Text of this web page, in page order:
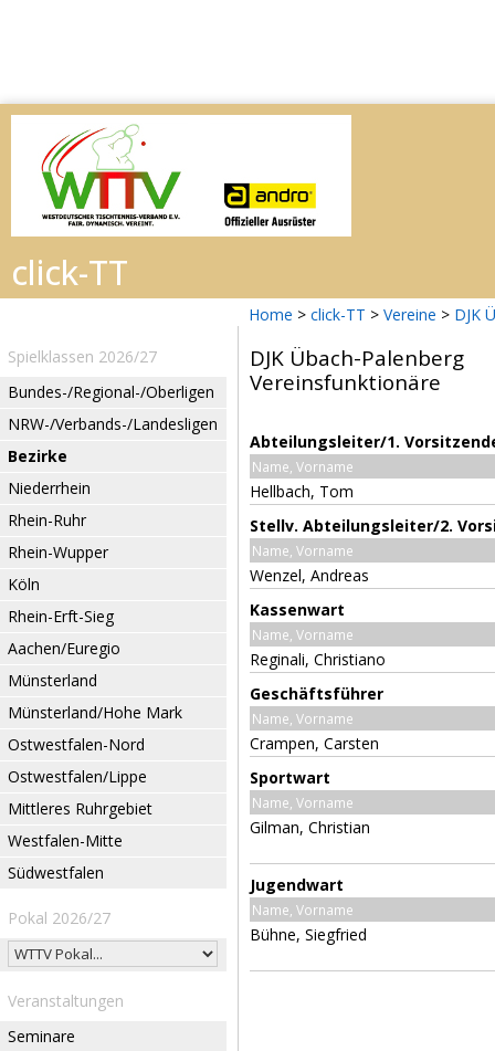
Home > click-TT > Vereine > DJK
Spielklassen 2026/27
Bundes-/Regional-/Oberligen
NRW-/Verbands-/Landesligen
Bezirke
Niederrhein
Rhein-Ruhr
Rhein-Wupper
Köln
Rhein-Erft-Sieg
Aachen/Euregio
Münsterland
Münsterland/Hohe Mark
Ostwestfalen-Nord
Ostwestfalen/Lippe
Mittleres Ruhrgebiet
Westfalen-Mitte
Südwestfalen
Pokal 2026/27
Veranstaltungen
Seminare
DJK Übach-Palenberg
Vereinsfunktionäre
Abteilungsleiter/1.
Name, Vorname
Hellbach, Tom
Stellv. Abteilungsleiter/2.
Name, Vorname
Wenzel, Andreas
Kassenwart
Name, Vorname
Reginali, Christiano
Geschäftsführer
Name, Vorname
Crampen, Carsten
Sportwart
Name, Vorname
Gilman, Christian
Jugendwart
Name, Vorname
Bühne, Siegfried